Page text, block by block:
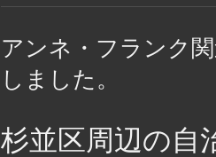
アンネ・フランク
しました。
杉並区周辺の自